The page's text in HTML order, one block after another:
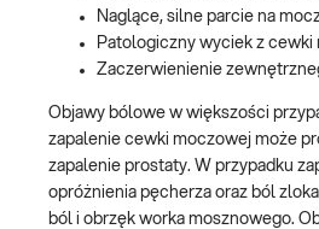
Naglące, silne parcie na
Patologiczny wyciek z
Zaczerwienienie
Objawy bólowe w większości
zapalenie cewki moczowej może
zapalenie prostaty. W przypadku
opróżnienia pęcherza oraz ból
ból i obrzęk worka mosznowego.